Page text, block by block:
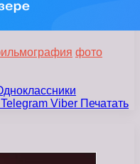
фото
Telegram Viber Печатать